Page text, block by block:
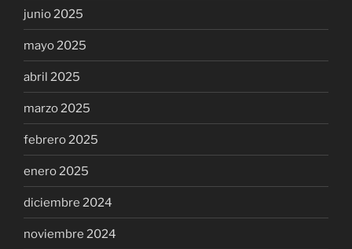
junio 2025
mayo 2025
abril 2025
marzo 2025
febrero 2025
enero 2025
diciembre 2024
noviembre 2024